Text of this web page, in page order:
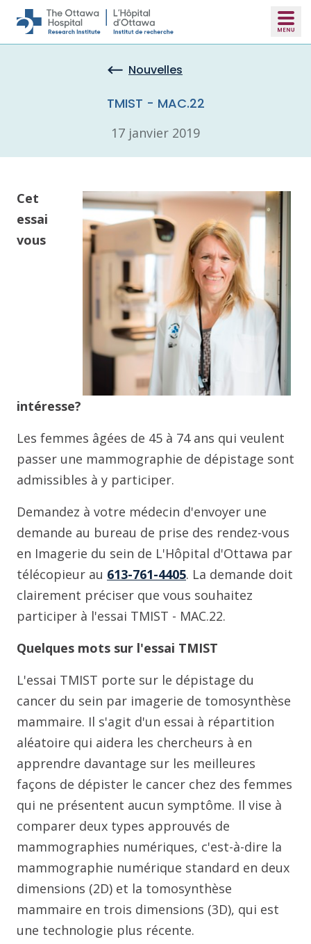
Skip to main content
Nouvelles
TMIST - MAC.22
17 janvier 2019
Cet
essai
vous
intéresse?
Les femmes âgées de 45 à 74 ans qui veulent
passer une mammographie de dépistage sont
admissibles à y participer.
Demandez à votre médecin d'envoyer une
demande au bureau de prise des rendez-vous
en Imagerie du sein de L'Hôpital d'Ottawa par
télécopieur au 613-761-4405. La demande doit
clairement préciser que vous souhaitez
participer à l'essai TMIST - MAC.22.
Quelques mots sur l'essai TMIST
L'essai TMIST porte sur le dépistage du
cancer du sein par imagerie de tomosynthèse
mammaire. Il s'agit d'un essai à répartition
aléatoire qui aidera les chercheurs à en
apprendre davantage sur les meilleures
façons de dépister le cancer chez des femmes
qui ne présentent aucun symptôme. Il vise à
comparer deux types approuvés de
mammographies numériques, c'est-à-dire la
mammographie numérique standard en deux
dimensions (2D) et la tomosynthèse
mammaire en trois dimensions (3D), qui est
une technologie plus récente.